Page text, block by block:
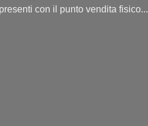
con il punto vendita fisico...